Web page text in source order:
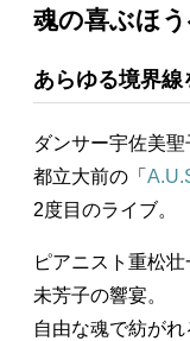
魂の喜ぶほ
あらゆる境界線
ダンサー宇佐美聖
都立大前の「
2度目のライブ。
ピアニスト重松
未芳子の響宴。
自由な魂で紡が